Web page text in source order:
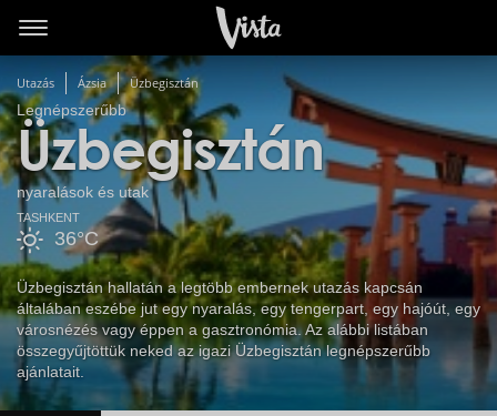
Utazás Ázsia Üzbegisztán
Legnépszerűbb
Üzbegisztán
nyaralások és utak
36°C
TASHKENT
Üzbegisztán hallatán a legtöbb embernek utazás kapcsán
általában eszébe jut egy nyaralás, egy tengerpart, egy hajóút, egy
városnézés vagy éppen a gasztronómia. Az alábbi listában
összegyűjtöttük neked az igazi Üzbegisztán legnépszerűbb
ajánlatait.